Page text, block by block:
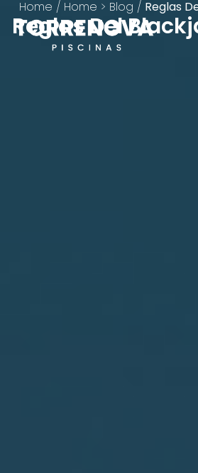
Home / Home > Blog / Reglas
Reglas Del